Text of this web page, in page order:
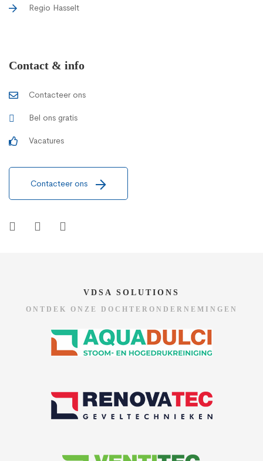
Regio Hasselt
Contact & info
Contacteer ons
Bel ons gratis
Vacatures
Contacteer ons
VDSA SOLUTIONS
ONTDEK ONZE DOCHTERONDERNEMINGEN